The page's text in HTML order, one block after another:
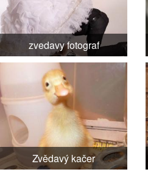
zvedavy fotograf
Zvědavý kačer